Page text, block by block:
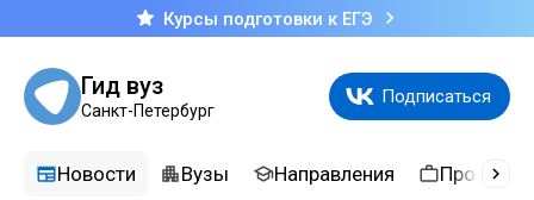
Курсы подготовки к ЕГЭ
Гид вуз
Санкт-Петербург
Подписаться
Новости Вузы Направления